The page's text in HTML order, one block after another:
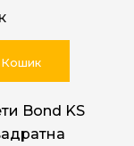
Bond KS